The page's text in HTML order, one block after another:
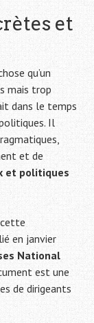
et
qu’un
mais trop
dans le temps
Il
et de
et politiques
en janvier
National
est une
de dirigeants